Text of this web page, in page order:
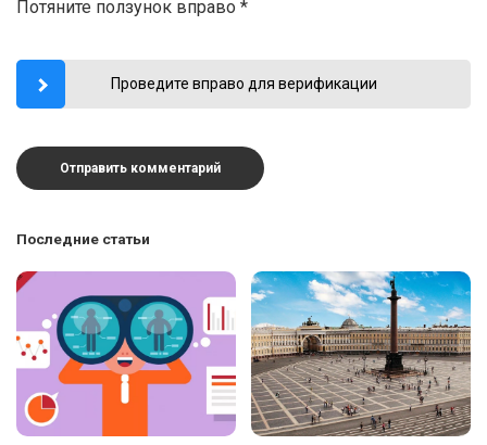
Потяните ползунок вправо *
Проведите вправо для верификации
Последние статьи